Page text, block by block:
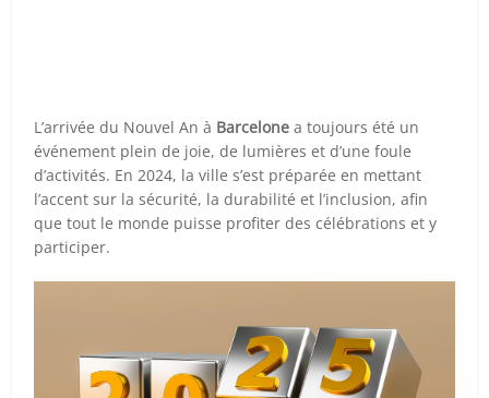
L’arrivée du Nouvel An à Barcelone a toujours été un
événement plein de joie, de lumières et d’une foule
d’activités. En 2024, la ville s’est préparée en mettant
l’accent sur la sécurité, la durabilité et l’inclusion, afin
que tout le monde puisse profiter des célébrations et y
participer.